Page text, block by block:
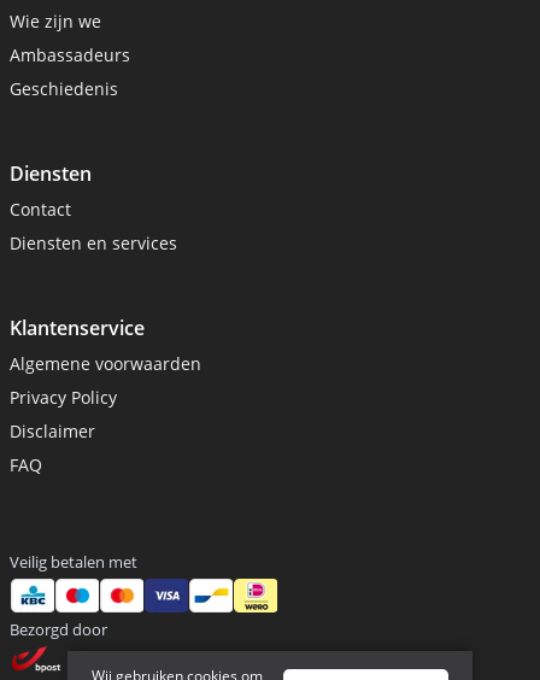
Wie zijn we
Ambassadeurs
Geschiedenis
Diensten
Contact
Diensten en services
Klantenservice
Algemene voorwaarden
Privacy Policy
Disclaimer
FAQ
Veilig betalen met
Bezorgd door
Wij gebruiken cookies om